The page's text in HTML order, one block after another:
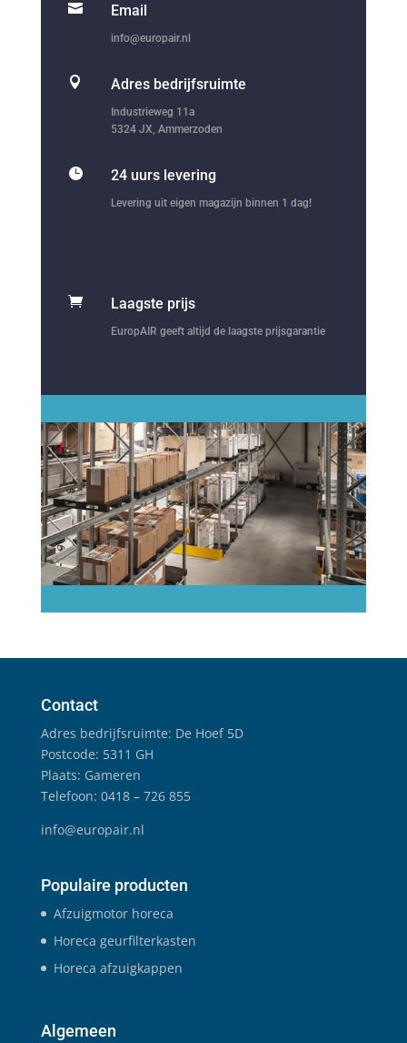
 Email
info@europair.nl
 Adres bedrijfsruimte
Industrieweg 11a
5324 JX, Ammerzoden
 24 uurs levering
Levering uit eigen magazijn binnen 1 dag!
 Laagste prijs
EuropAIR geeft altijd de laagste prijsgarantie
Contact
Adres bedrijfsruimte: De Hoef 5D
Postcode: 5311 GH
Plaats: Gameren
Telefoon: 0418 – 726 855
info@europair.nl
Populaire producten
Afzuigmotor horeca
Horeca geurfilterkasten
Horeca afzuigkappen
Algemeen